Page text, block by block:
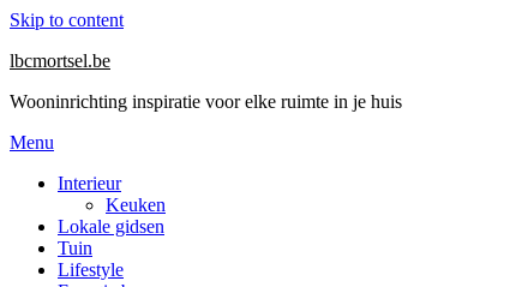
Skip to content
lbcmortsel.be
Wooninrichting inspiratie voor elke ruimte in je huis
Menu
Interieur
Keuken
Lokale gidsen
Tuin
Lifestyle